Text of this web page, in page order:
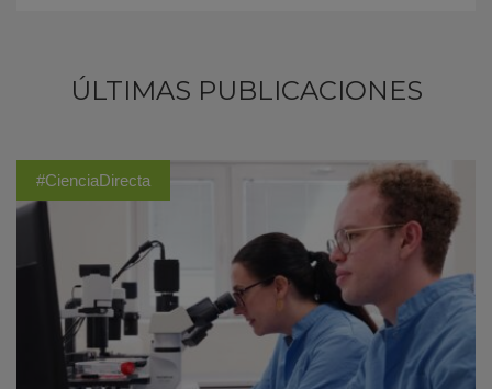
ÚLTIMAS PUBLICACIONES
#CienciaDirecta